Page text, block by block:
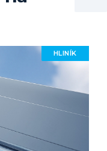
HLINÍK